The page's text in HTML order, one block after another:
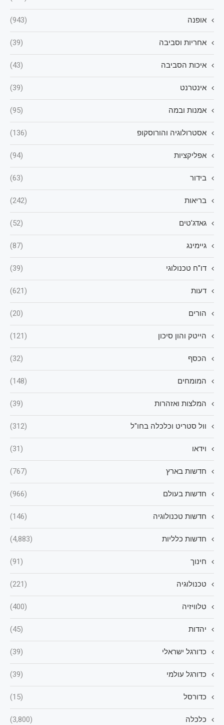
אופנה (943)
אחריות וסביבה (39)
איכות הסביבה (43)
אינטרנט (39)
אמנות ובמה (95)
אסטרולוגיה והורוסקופ (136)
אפליקציות (94)
בידור (63)
בריאות (242)
גאדג'טים (52)
גיימינג (87)
דו"ח טכנולוגי (39)
דעות (621)
הורים (20)
הייטק והון סיכון (121)
הכסף (32)
המומחים (148)
המלצות ואזהרות (39)
וול סטריט וכלכלה בחו"ל (312)
וידאו (31)
חדשות בארץ (767)
חדשות בעולם (966)
חדשות טכנולוגיה (146)
חדשות כלליות (4,883)
חינוך (91)
טכנולוגיה (221)
טלוויזיה (400)
יהדות (45)
כדורגל ישראלי (39)
כדורגל עולמי (39)
כדורסל (15)
כלכלה (3,800)